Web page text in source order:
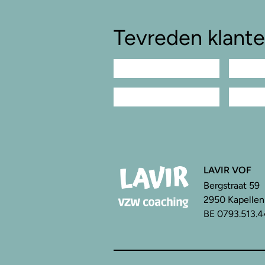
Tevreden
LAVIR VOF
Bergstraat 59
2950 Kapellen
BE